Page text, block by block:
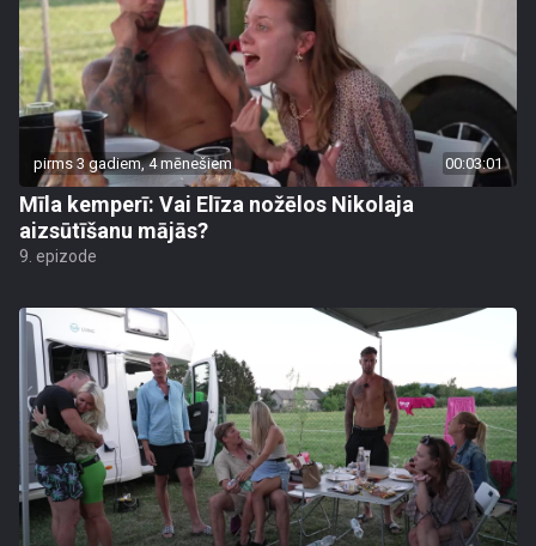
pirms 3 gadiem, 4 mēnešiem 00:03:01
Mīla kemperī: Vai Elīza nožēlos Nikolaja
aizsūtīšanu mājās?
9. epizode